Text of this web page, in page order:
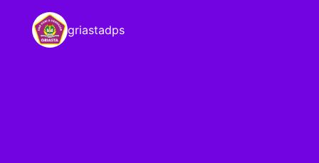
griastadps